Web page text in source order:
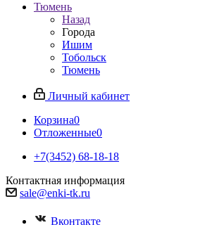
Тюмень
Назад
Города
Ишим
Тобольск
Тюмень
Личный кабинет
Корзина0
Отложенные0
+7(3452) 68-18-18
Контактная информация
sale@enki-tk.ru
Вконтакте